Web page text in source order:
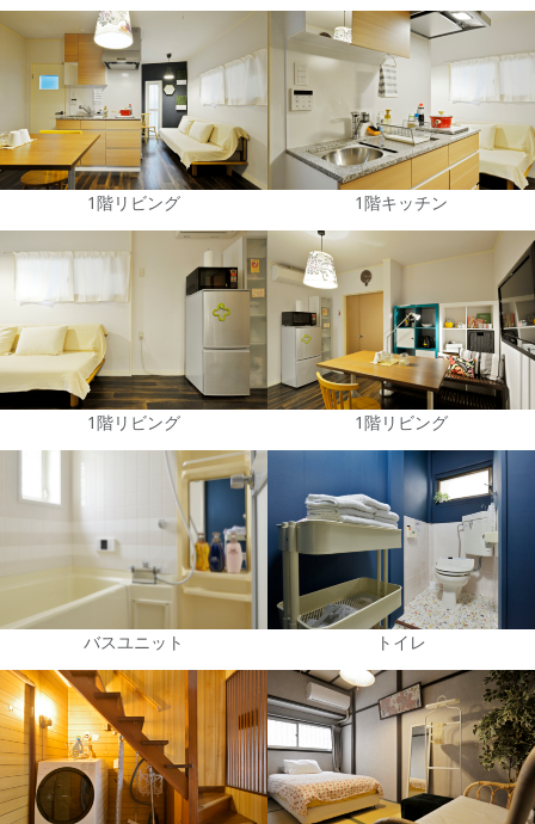
1階リビング 1階キッチン
1階リビング 1階リビング
バスユニット トイレ